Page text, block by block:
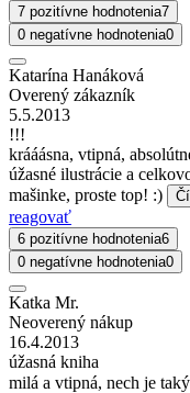
7 pozitívne hodnotenia7
0 negatívne hodnotenia0
Katarína Hanáková
Overený zákazník
5.5.2013
!!!
krááásna, vtipná,
úžasné ilustrácie a
mašinke, proste top! :)
reagovať
6 pozitívne hodnotenia6
0 negatívne hodnotenia0
Katka Mr.
Neoverený nákup
16.4.2013
úžasná kniha
milá a vtipná, nech je